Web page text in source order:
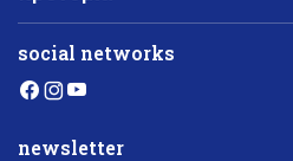
social networks
newsletter